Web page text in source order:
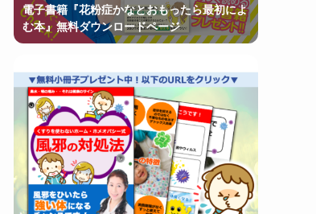
電子書籍『花粉症かなとおもったら最初によ
む本』無料ダウンロードページ